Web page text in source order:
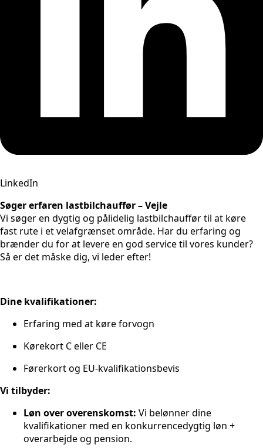
LinkedIn
Søger erfaren lastbilchauffør – Vejle
Vi søger en dygtig og pålidelig lastbilchauffør til at køre
fast rute i et velafgrænset område. Har du erfaring og
brænder du for at levere en god service til vores kunder?
Så er det måske dig, vi leder efter!
Dine kvalifikationer:
Erfaring med at køre forvogn
Kørekort C eller CE
Førerkort og EU-kvalifikationsbevis
Vi tilbyder:
Løn over overenskomst: Vi belønner dine
kvalifikationer med en konkurrencedygtig løn +
overarbejde og pension.